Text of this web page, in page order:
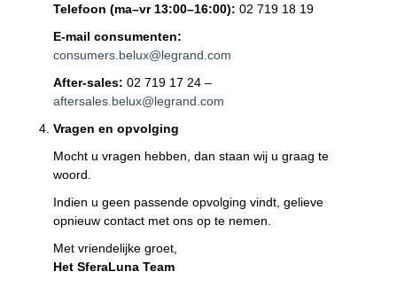
Telefoon (ma–vr 13:00–16:00): 02 719 18 19
E-mail consumenten:
consumers.belux@legrand.com
After-sales: 02 719 17 24 –
aftersales.belux@legrand.com
Vragen en opvolging
Mocht u vragen hebben, dan staan wij u graag te
woord.
Indien u geen passende opvolging vindt, gelieve
opnieuw contact met ons op te nemen.
Met vriendelijke groet,
Het SferaLuna Team